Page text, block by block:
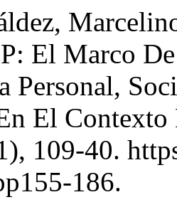
El Marco
Personal,
El
109-40.
186.